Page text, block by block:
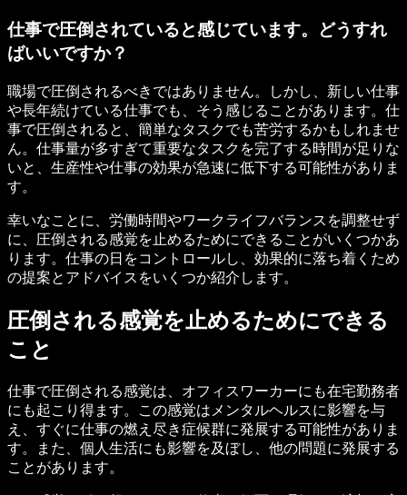
仕事で圧倒されていると感じています。どうすれ
ばいいですか？
職場で圧倒されるべきではありません。しかし、新しい仕事
や長年続けている仕事でも、そう感じることがあります。仕
事で圧倒されると、簡単なタスクでも苦労するかもしれませ
ん。仕事量が多すぎて重要なタスクを完了する時間が足りな
いと、生産性や仕事の効果が急速に低下する可能性がありま
す。
幸いなことに、労働時間やワークライフバランスを調整せず
に、圧倒される感覚を止めるためにできることがいくつかあ
ります。仕事の日をコントロールし、効果的に落ち着くため
の提案とアドバイスをいくつか紹介します。
圧倒される感覚を止めるためにできる
こと
仕事で圧倒される感覚は、オフィスワーカーにも在宅勤務者
にも起こり得ます。この感覚はメンタルヘルスに影響を与
え、すぐに仕事の燃え尽き症候群に発展する可能性がありま
す。また、個人生活にも影響を及ぼし、他の問題に発展する
ことがあります。